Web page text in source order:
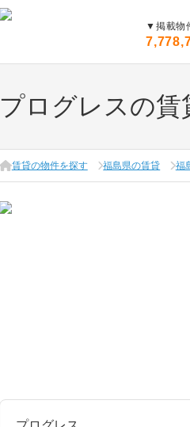
▼ 掲載物
プログレスの賃
賃貸の物件を探す 福島県の賃貸 福